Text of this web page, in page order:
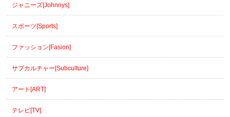
ジャニーズ[Johnnys]
スポーツ[Sports]
ファッション[Fasion]
サブカルチャー[Subculture]
アート[ART]
テレビ[TV]